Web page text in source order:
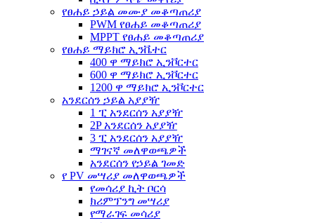
የፀሐይ ኃይል መሙያ መቆጣጠሪያ
PWM የፀሐይ መቆጣጠሪያ
MPPT የፀሐይ መቆጣጠሪያ
የፀሐይ ማይክሮ ኢንቬተር
400 ዋ ማይክሮ ኢንቮርተር
600 ዋ ማይክሮ ኢንቮርተር
1200 ዋ ማይክሮ ኢንቮርተር
አንደርሰን ኃይል አያያዥ
1 ፒ አንደርሰን አያያዥ
2P አንደርሰን አያያዥ
3 ፒ አንደርሰን አያያዥ
ማገናኛ መለዋወጫዎች
አንደርሰን የኃይል ገመድ
የ PV መሣሪያ መለዋወጫዎች
የመሳሪያ ኪት ቦርሳ
ክሪምፕንግ መሣሪያ
የማራገፍ መሳሪያ